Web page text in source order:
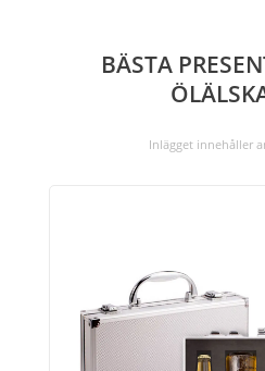
BÄSTA
Inlägget innehåller